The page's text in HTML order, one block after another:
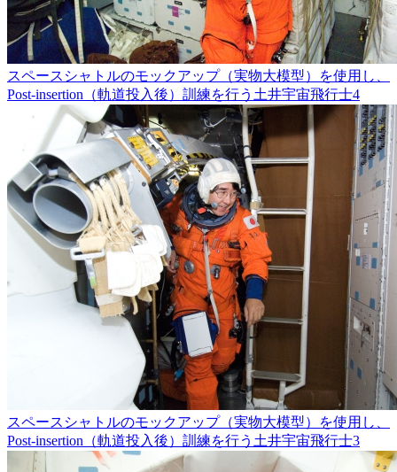
スペースシャトルのモックアップ（実物大模型）を使用し、
Post-insertion（軌道投入後）訓練を行う土井宇宙飛行士4
スペースシャトルのモックアップ（実物大模型）を使用し、
Post-insertion（軌道投入後）訓練を行う土井宇宙飛行士3